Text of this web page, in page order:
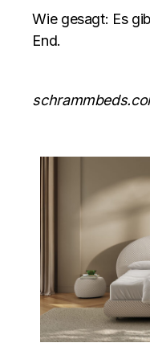
Wie gesagt: Es
End.